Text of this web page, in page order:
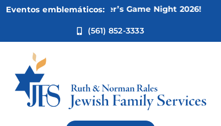
Eventos emblemáticos:
Nov 5:Not Your Mother’s Game Night 2026!
(561) 852-3333